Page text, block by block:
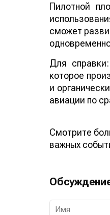
Пилотной
сможет
Для
которое
и
авиации по
Смотрите
важных